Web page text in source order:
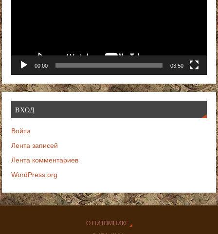
00:00 03:50
ВХОД
Войти
Лента записей
Лента комментариев
WordPress.org
О ПИТОМНИКЕ